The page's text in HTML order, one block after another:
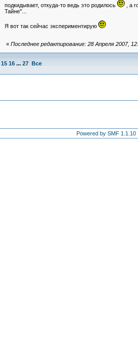
подкидывает, откуда-то ведь это родилось
, а
Тайне"...
Я вот так сейчас экспериментирую
« Последнее редактирование: 28 Апреля 2007,
15 16 ... 27 Все
Powered by SMF 1.1.10